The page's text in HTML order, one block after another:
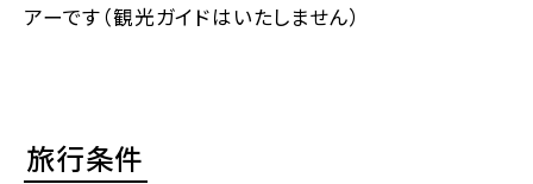
アーです（観光ガイドはいたしません）
旅行条件